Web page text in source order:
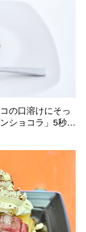
の口溶けにそっ
ショコラ」5秒の